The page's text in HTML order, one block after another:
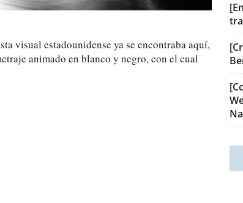
visual estadounidense ya se encontraba aquí,
animado en blanco y negro, con el cual